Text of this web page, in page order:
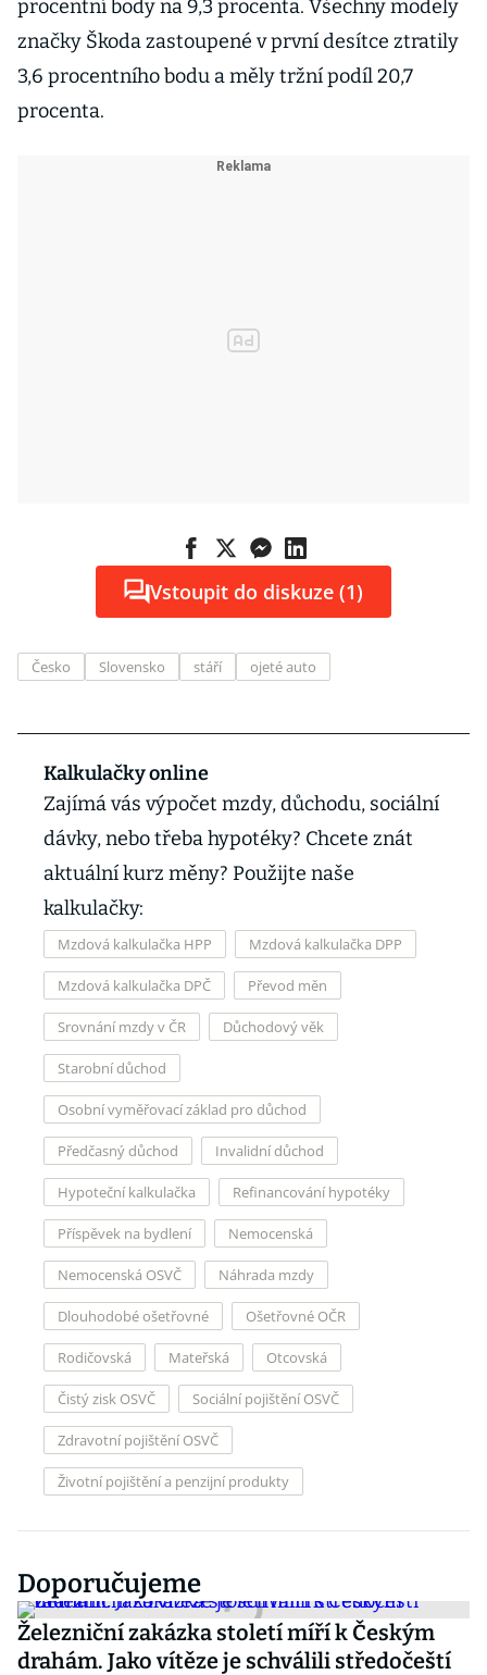
procentní body na 9,3 procenta. Všechny modely
značky Škoda zastoupené v první desítce ztratily
3,6 procentního bodu a měly tržní podíl 20,7
procenta.
Vstoupit do diskuze (1)
Česko Slovensko stáří ojeté auto
Kalkulačky online
Zajímá vás výpočet mzdy, důchodu, sociální
dávky, nebo třeba hypotéky? Chcete znát
aktuální kurz měny? Použijte naše
kalkulačky:
Mzdová kalkulačka HPP Mzdová kalkulačka DPP
Mzdová kalkulačka DPČ Převod měn
Srovnání mzdy v ČR Důchodový věk
Starobní důchod
Osobní vyměřovací základ pro důchod
Předčasný důchod Invalidní důchod
Hypoteční kalkulačka Refinancování hypotéky
Příspěvek na bydlení Nemocenská
Nemocenská OSVČ Náhrada mzdy
Dlouhodobé ošetřovné Ošetřovné OČR
Rodičovská Mateřská Otcovská
Čistý zisk OSVČ Sociální pojištění OSVČ
Zdravotní pojištění OSVČ
Životní pojištění a penzijní produkty
Doporučujeme
Železniční zakázka století míří k Českým
drahám. Jako vítěze je schválili středočeští